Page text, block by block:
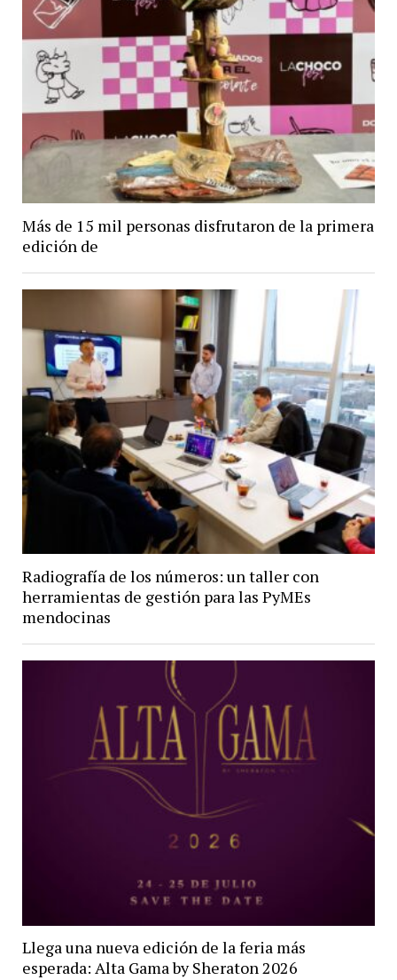
Más de 15 mil personas disfrutaron de la primera
edición de
Radiografía de los números: un taller con
herramientas de gestión para las PyMEs
mendocinas
Llega una nueva edición de la feria más
esperada: Alta Gama by Sheraton 2026